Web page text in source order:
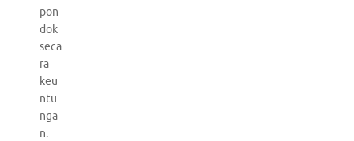
pon
dok
seca
ra
keu
ntu
nga
n.